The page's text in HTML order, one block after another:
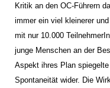
Kritik an den OC-Führern
immer ein viel kleinerer
mit nur 10.000
junge Menschen an der
Aspekt ihres Plan spiegelte
Spontaneität wider. Die